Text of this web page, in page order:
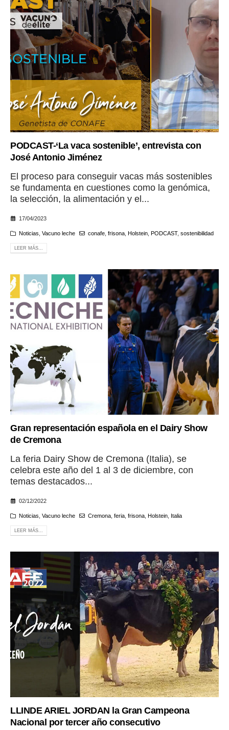
PODCAST-‘La vaca sostenible’, entrevista con
José Antonio Jiménez
El proceso para conseguir vacas más sostenibles
se fundamenta en cuestiones como la genómica,
la selección, la alimentación y el...
17/04/2023
Noticias Vacuno leche conafe, frisona, Holstein, PODCAST, sostenibilidad
LEER MÁS...
Gran representación española en el Dairy Show
de Cremona
La feria Dairy Show de Cremona (Italia), se
celebra este año del 1 al 3 de diciembre, con
temas destacados...
02/12/2022
Noticias Vacuno leche Cremona, feria, frisona, Holstein, Italia
LEER MÁS...
LLINDE ARIEL JORDAN la Gran Campeona
Nacional por tercer año consecutivo